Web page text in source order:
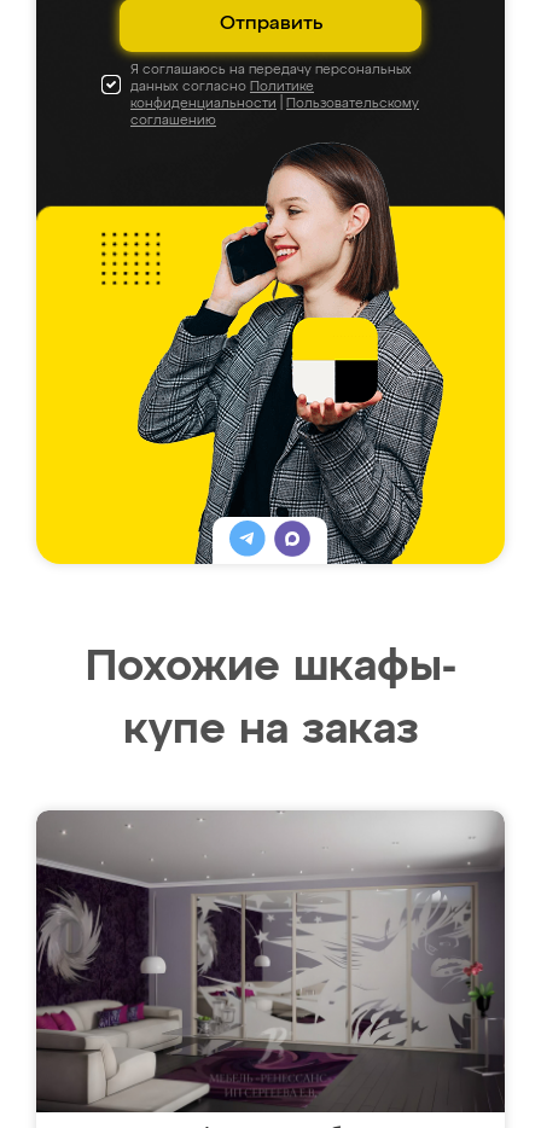
Отправить
Я соглашаюсь на передачу персональных
данных согласно Политике
конфиденциальности
Пользовательскому
соглашению
Похожие шкафы-
купе на заказ